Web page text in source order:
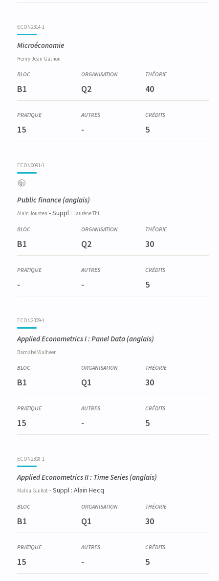
ECON2314-1
Microéconomie
Henry-Jean Gathon
B1 Q2 40
15 - 5
ECON0091-1
Public finance (anglais)
Alain Jousten - Suppl : LaurèneThil
B1 Q2 30
- - 5
ECON2309-1
Applied Econometrics I : Panel Data (anglais)
BarnabéWalheer
B1 Q1 30
15 - 5
ECON2308-1
Applied Econometrics II : Time Series (anglais)
Malka Guillot - Suppl : Alain Hecq
B1 Q1 30
15 - 5